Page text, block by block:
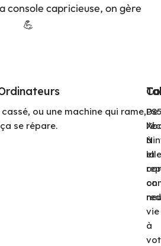
console capricieuse, on gère
💪
ou une machine qui rame,
ça se répare.
De
à
la
on
vie
à